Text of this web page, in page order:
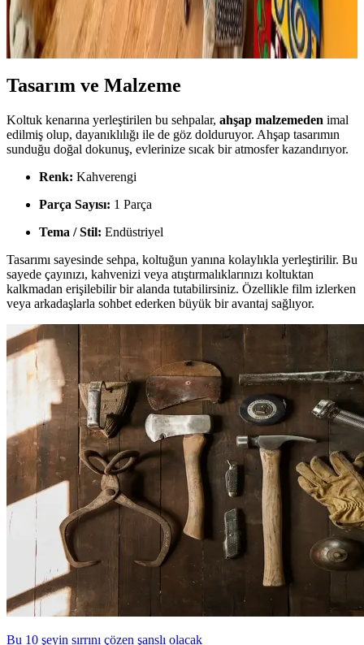
Boho maksimalist oturma odasında turuncu duvarlar, kültürel
maskeler, canlı bitkiler ve doğru halı seçimiyle sıcak, dengeli ve
estetik bir yaşam alanı oluşturuluyor.
Tasarım ve Malzeme
Koltuk kenarına yerleştirilen bu sehpalar, ahşap malzemeden imal
edilmiş olup, dayanıklılığı ile de göz dolduruyor. Ahşap tasarımın
sunduğu doğal dokunuş, evlerinize sıcak bir atmosfer kazandırıyor.
Renk: Kahverengi
Parça Sayısı: 1 Parça
Tema / Stil: Endüstriyel
Tasarımı sayesinde sehpa, koltuğun yanına kolaylıkla yerleştirilir. Bu
sayede çayınızı, kahvenizi veya atıştırmalıklarınızı koltuktan
kalkmadan erişilebilir bir alanda tutabilirsiniz. Özellikle film izlerken
veya arkadaşlarla sohbet ederken büyük bir avantaj sağlıyor.
Bu 10 şeyin sırrını çözen şanslı olacak